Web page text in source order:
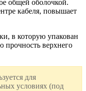
общей оболочкой.
кабеля, повышает
в которую упакован
прочность верхнего
для
условиях (под